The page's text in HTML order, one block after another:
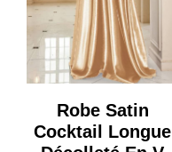
Robe Satin
Cocktail Longue